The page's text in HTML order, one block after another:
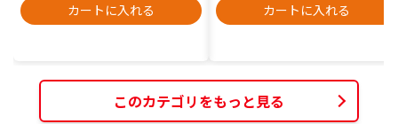
カートに入れる カートに入れる
このカテゴリをもっと見る